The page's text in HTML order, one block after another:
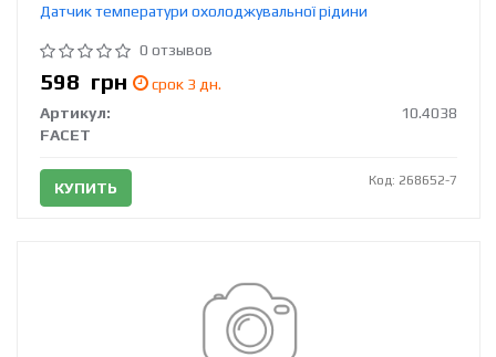
Датчик температури охолоджувальної рідини
0 отзывов
598 грн
срок 3 дн.
Артикул:
10.4038
FACET
КУПИТЬ Код: 268652-7